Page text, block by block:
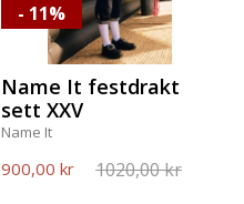
Name It festdrakt
sett XXV
Name It
900,00 kr 1020,00 kr
- 11%